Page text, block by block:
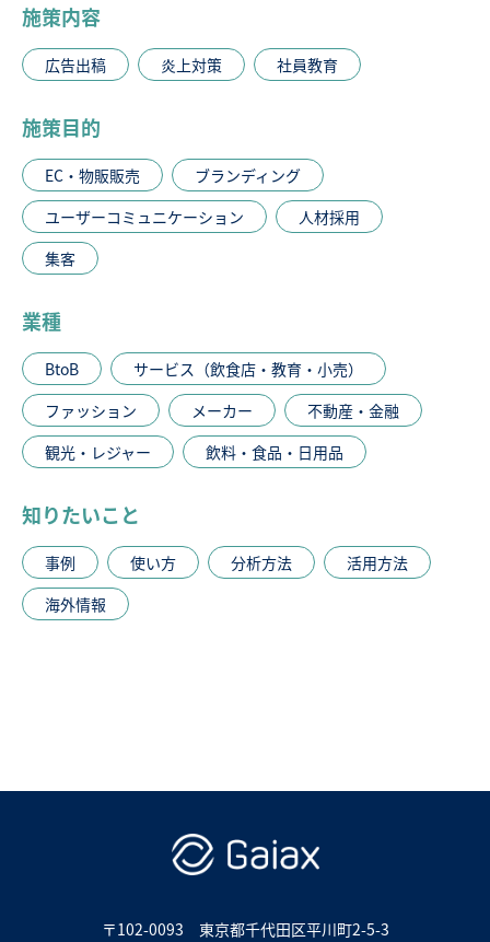
施策内容
広告出稿 炎上対策 社員教育
施策目的
EC・物販販売
ブランディング
ユーザーコミュニケーション
人材採用
集客
業種
BtoB
サービス（飲食店・教育・小売）
ファッション
メーカー
不動産・金融
観光・レジャー
飲料・食品・日用品
知りたいこと
事例 使い方 分析方法
活用方法
海外情報
〒102-0093 東京都千代田区平川町2-5-3